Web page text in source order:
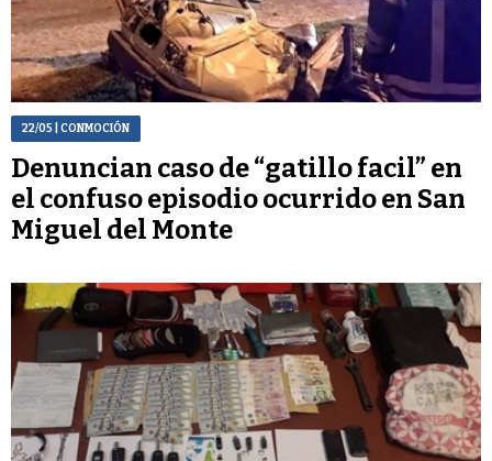
22/05 | CONMOCIÓN
Denuncian caso de “gatillo facil” en
el confuso episodio ocurrido en San
Miguel del Monte